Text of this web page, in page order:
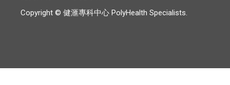
Copyright © 健滙專科中心 PolyHealth Specialists.